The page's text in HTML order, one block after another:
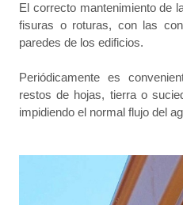
El correcto mantenimiento de
fisuras o roturas, con las
paredes de los edificios.
Periódicamente es
restos de hojas, tierra o
impidiendo el normal flujo del